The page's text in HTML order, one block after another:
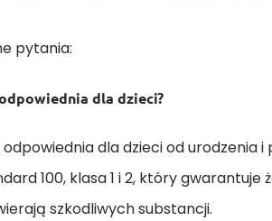
pytania:
dla dzieci?
dla dzieci od urodzenia
100, klasa 1 i 2, który gwarantuje
szkodliwych substancji.